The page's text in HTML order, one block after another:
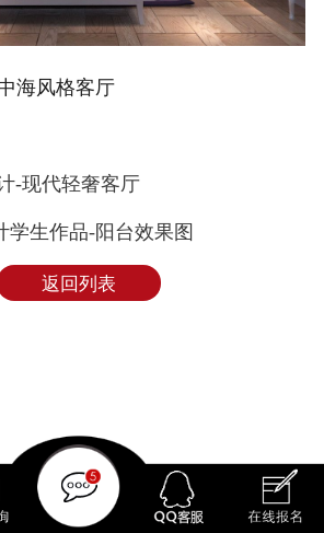
海风格客厅
-现代轻奢客厅
学生作品-阳台效果图
返回列表